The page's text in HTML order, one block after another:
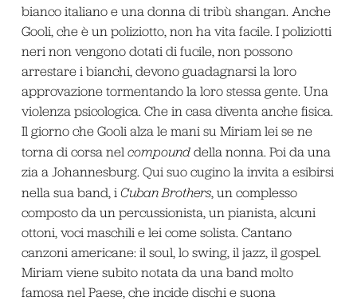
bianco italiano e una donna di tribù shangan. Anche
Gooli, che è un poliziotto, non ha vita facile. I poliziotti
neri non vengono dotati di fucile, non possono
arrestare i bianchi, devono guadagnarsi la loro
approvazione tormentando la loro stessa gente. Una
violenza psicologica. Che in casa diventa anche fisica.
Il giorno che Gooli alza le mani su Miriam lei se ne
torna di corsa nel compounddella nonna. Poi da una
zia a Johannesburg. Qui suo cugino la invita a esibirsi
nella sua band, i Cuban Brothers, un complesso
composto da un percussionista, un pianista, alcuni
ottoni, voci maschili e lei come solista. Cantano
canzoni americane: il soul, lo swing, il jazz, il gospel.
Miriam viene subito notata da una band molto
famosa nel Paese, che incide dischi e suona